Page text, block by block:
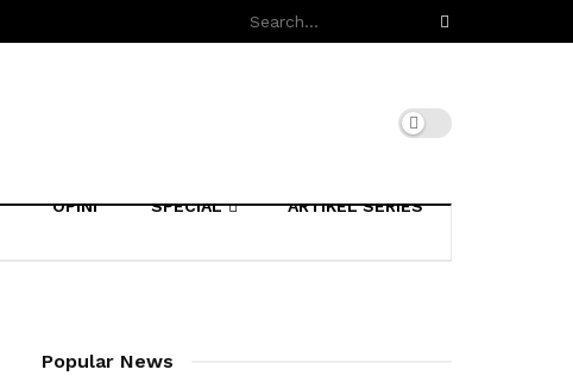
OPINI SPECIAL ARTIKEL SERIES
Popular News